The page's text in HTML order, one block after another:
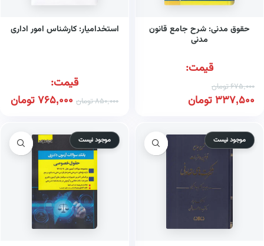
حقوق مدنی: شرح جامع قانون
مدنی
قیمت:
675,000تومان
337,500تومان
استخدامیار: کارشناس امور اداری
قیمت:
850,000تومان 765,000تومان
موجود نیست موجود نیست